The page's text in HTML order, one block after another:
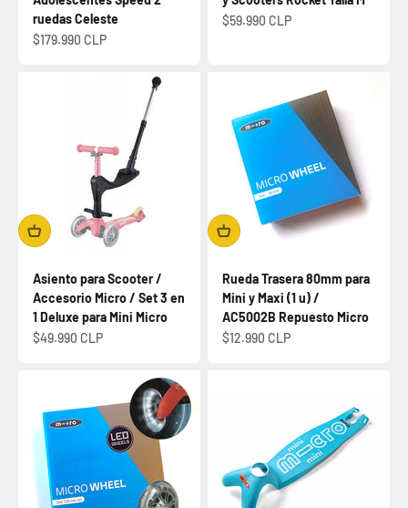
ruedas Celeste
Precio de oferta
$179.990 CLP
Precio de oferta
$59.990 CLP
Asiento para Scooter /
Accesorio Micro / Set 3 en
1 Deluxe para Mini Micro
Precio de oferta
$49.990 CLP
Rueda Trasera 80mm para
Mini y Maxi (1 u) /
AC5002B Repuesto Micro
Precio de oferta
$12.990 CLP